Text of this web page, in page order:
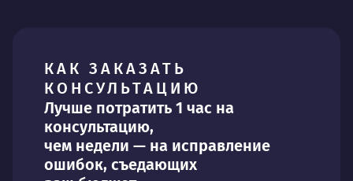
КАК ЗАКАЗАТЬ
КОНСУЛЬТАЦИЮ
Лучше потратить 1 час на
консультацию,
чем недели — на исправление
ошибок, съедающих